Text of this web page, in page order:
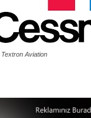
Aviation